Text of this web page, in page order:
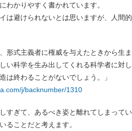
わかりやすく書かれています。
は避けられないとは思いますが、人間
、形式主義者に権威を与えたときから生
い科学を生み出してくれる科学者に対
は終わることがないでしょう。」
j/backnumber/1310
すぎて、あるべき姿と離れてしまって
ることだと考えます。